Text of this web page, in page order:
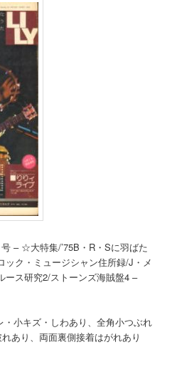
– ☆大特集/’75B・R・Sに羽ばた
ック・ミュージシャン住所録/J・メ
ース研究2/ストーンズ海賊盤4 –
小キズ・しわあり、全角小つぶれ
あり、両面裏側接着はがれあり